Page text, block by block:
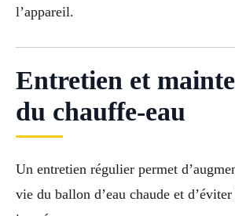
l’appareil.
Entretien et
du chauffe-eau
Un entretien régulier permet
vie du ballon d’eau chaude et d’éviter